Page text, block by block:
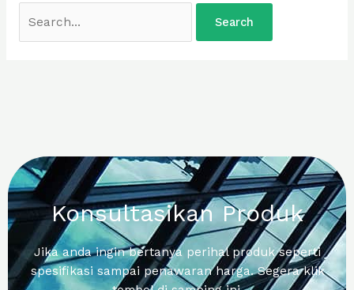
Konsultasikan Produk
Jika anda ingin bertanya perihal produk seperti
spesifikasi sampai penawaran harga. Segera klik